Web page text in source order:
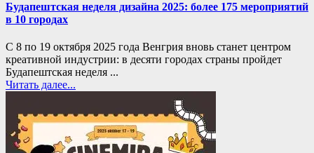
Будапештская неделя дизайна 2025: более 175 мероприятий
в 10 городах
С 8 по 19 октября 2025 года Венгрия вновь станет центром
креативной индустрии: в десяти городах страны пройдет
Будапештская неделя ...
Читать далее...